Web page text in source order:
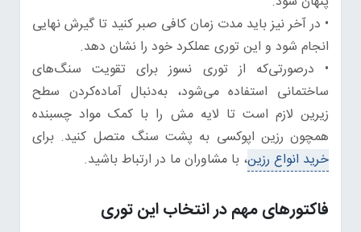
• در آخر نیز باید مدت زمان کافی صبر کنید تا گیرش نهایی
انجام شود و این توری عملکرد خود را نشان دهد.
• درصورتی‌که از توری نسوز برای تقویت سنگ‌های
ساختمانی استفاده می‌شود، به‌دنبال آماده‌کردن سطح
زیرین لازم است تا لایه مش را با کمک مواد چسبنده
همچون رزین اپوکسی به پشت سنگ متصل کنید. برای
خرید انواع رزین، با مشاوران ما در ارتباط باشید.
فاکتورهای مهم در انتخاب این توری